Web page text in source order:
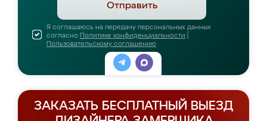
Отправить
Я соглашаюсь на передачу персональных данных
согласно Политике конфиденциальности
Пользовательскому соглашению
ЗАКАЗАТЬ БЕСПЛАТНЫЙ ВЫЕЗД